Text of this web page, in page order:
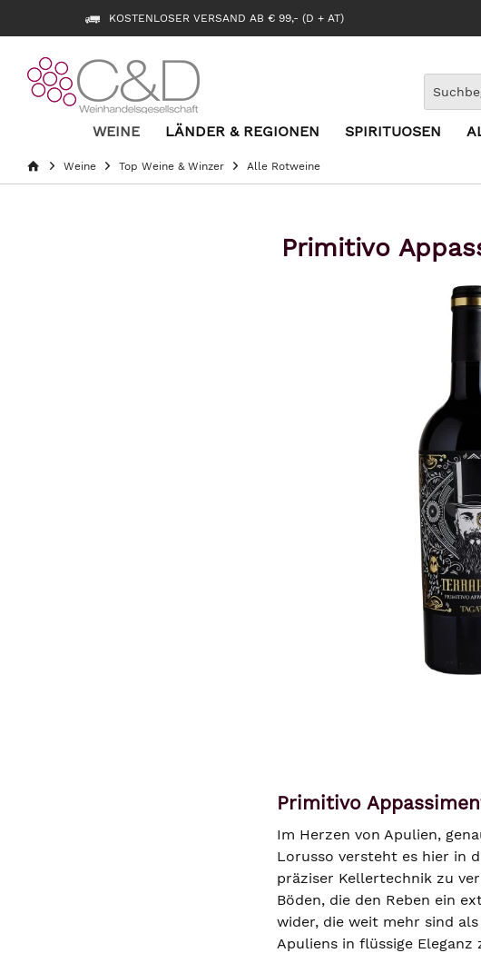
KOSTENLOSER VERSAND AB € 99,- (D + AT)
WEINE LÄNDER & REGIONEN SPIRITUOSEN
Weine Top Weine & Winzer Alle Rotweine
Primitivo
Primitivo
Im Herzen von Apulien,
Lorusso versteht es hier in
präziser Kellertechnik zu
Böden, die den Reben ein
wider, die weit mehr sind
Apuliens in flüssige